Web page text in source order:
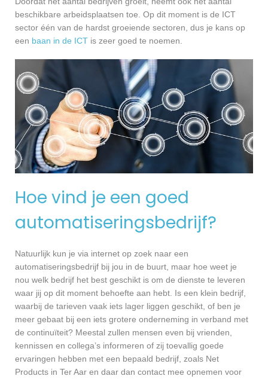
beschikbare arbeidsplaatsen toe. Op dit moment is de ICT
sector één van de hardst groeiende sectoren, dus je kans op
een baan in de ICT is zeer goed te noemen.
Hoe vind je een goed
automatiseringsbedrijf?
Natuurlijk kun je via internet op zoek naar een
automatiseringsbedrijf bij jou in de buurt, maar hoe weet je
nou welk bedrijf het best geschikt is om de dienste te leveren
waar jij op dit moment behoefte aan hebt. Is een klein bedrijf,
waarbij de tarieven vaak iets lager liggen geschikt, of ben je
meer gebaat bij een iets grotere onderneming in verband met
de continuïteit? Meestal zullen mensen even bij vrienden,
kennissen en collega’s informeren of zij toevallig goede
ervaringen hebben met een bepaald bedrijf, zoals Net
Products in Ter Aar en daar dan contact mee opnemen voor